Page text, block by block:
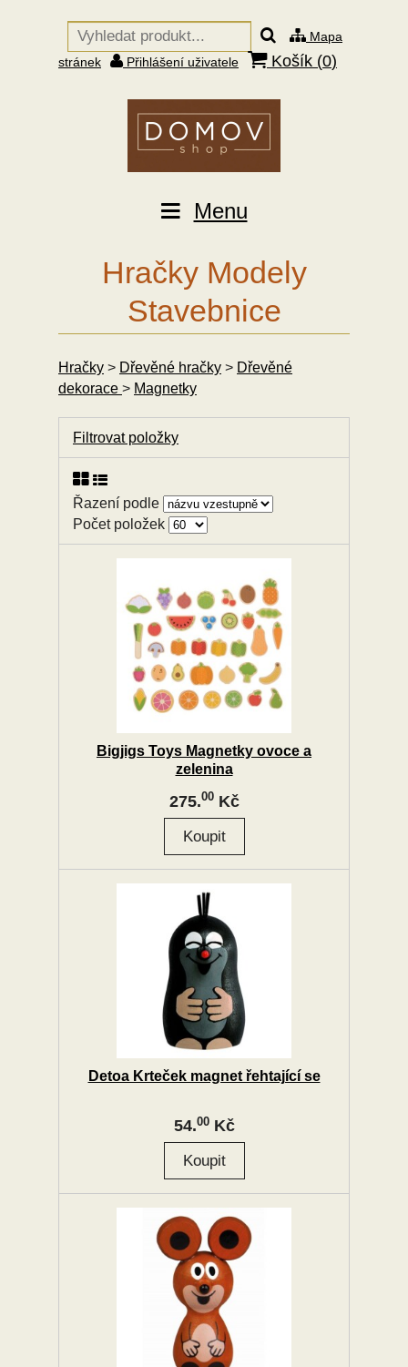
Mapa
stránek
Přihlášení uživatele Košík (0)
Menu
Hračky Modely
Stavebnice
Hračky > Dřevěné hračky > Dřevěné
dekorace > Magnetky
Filtrovat položky
Řazení podle
Počet položek
Bigjigs Toys Magnetky ovoce a
zelenina
275.00Kč
Detoa Krteček magnet řehtající se
54.00Kč